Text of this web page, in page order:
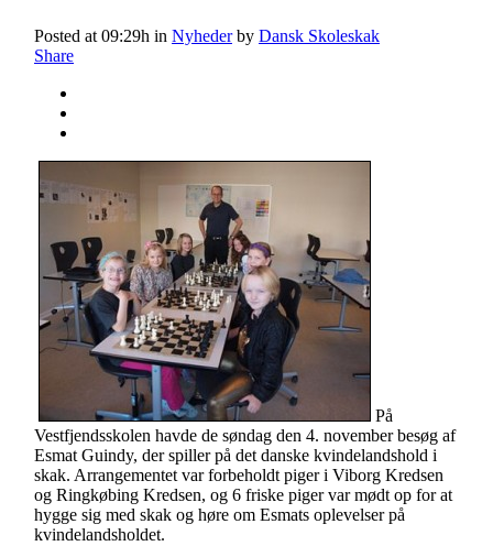
Posted at 09:29h in Nyheder by Dansk Skoleskak
Share
På
Vestfjendsskolen havde de søndag den 4. november besøg af
Esmat Guindy, der spiller på det danske kvindelandshold i
skak. Arrangementet var forbeholdt piger i Viborg Kredsen
og Ringkøbing Kredsen, og 6 friske piger var mødt op for at
hygge sig med skak og høre om Esmats oplevelser på
kvindelandsholdet.